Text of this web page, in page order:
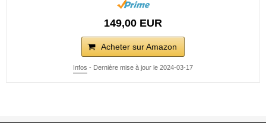
149,00 EUR
Acheter sur Amazon
Infos - Dernière mise à jour le 2024-03-17